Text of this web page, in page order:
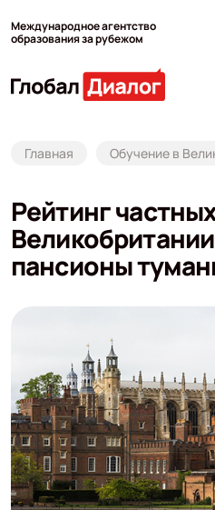
Международное агентство
образования за рубежом
Главная Обучение в
Рейтинг
пансионы